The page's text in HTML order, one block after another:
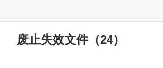
废止失效文件（24）